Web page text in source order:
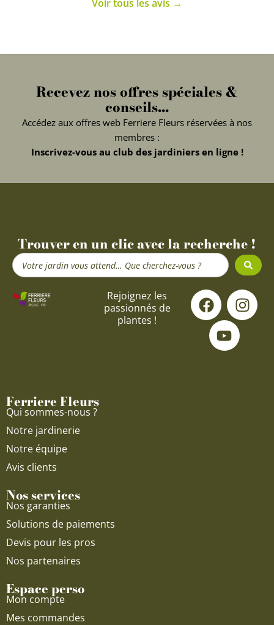
Voir tous les avis →
Recevez nos offres spéciales &
conseils...
Accédez aux offres web Ferriere Fleurs réservées à nos
membres :
Inscrivez-vous au club des jardiniers en ligne !
Trouver en un clic avec la recherche !
Search
...
Rejoignez les
passionnés de
plantes !
F
a
c
e
I
n
s
Y
o
u
t
u
Ferriere Fleurs
Qui sommes-nous ?
Notre jardinerie
Notre équipe
Avis clients
Nos services
Nos garanties
Solutions de paiements
Devis pour les pros
Nos partenaires
Espace perso
Mon compte
Mes commandes